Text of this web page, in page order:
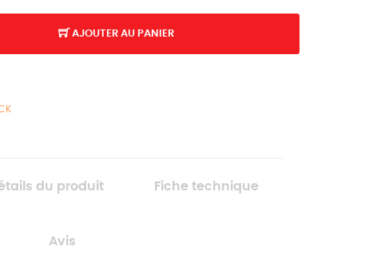
AJOUTER AU PANIER
du produit Fiche technique
Avis